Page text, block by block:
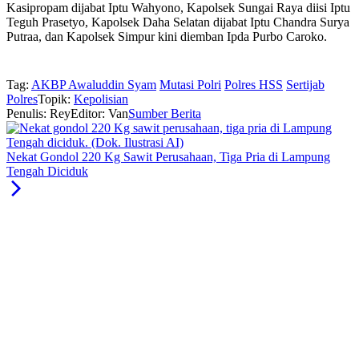
Kasipropam dijabat Iptu Wahyono, Kapolsek Sungai Raya diisi Iptu
Teguh Prasetyo, Kapolsek Daha Selatan dijabat Iptu Chandra Surya
Putraa, dan Kapolsek Simpur kini diemban Ipda Purbo Caroko.
Tag: AKBP Awaluddin Syam Mutasi Polri Polres HSS Sertijab
PolresTopik: Kepolisian
Penulis: ReyEditor: VanSumber Berita
Nekat Gondol 220 Kg Sawit Perusahaan, Tiga Pria di Lampung
Tengah Diciduk